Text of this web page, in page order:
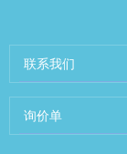
联系我们
询价单